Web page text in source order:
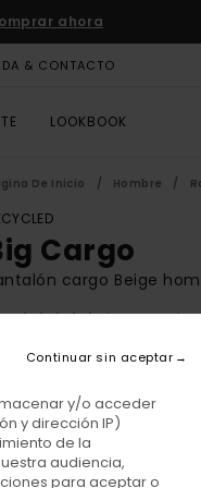
ahora
& CONTACTO
LOOKBOOK
De Inicio Hombre
Cargo
cargo Beige
BONUS
€
PROMO -25% EXTRA
y/o acceder
y dirección IP)
de la
audiencia,
para aceptar o
Continuar sin aceptar